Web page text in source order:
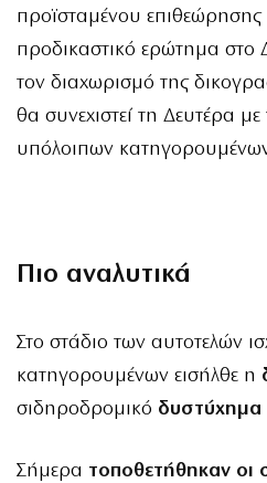
προϊσταμένου επιθεώρησης
προδικαστικό ερώτημα στο
τον διαχωρισμό της
θα συνεχιστεί τη Δευτέρα με
υπόλοιπων
Πιο αναλυτικά
Στο στάδιο των αυτοτελών
κατηγορουμένων εισήλθε η
σιδηροδρομικό δυστύχημα
Σήμερα τοποθετήθηκαν οι